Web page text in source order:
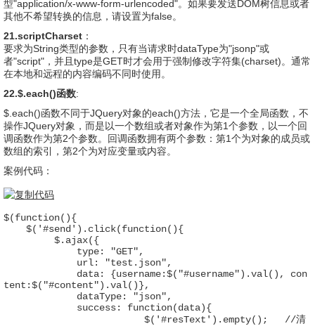
型"application/x-www-form-urlencoded"。如果要发送DOM树信息或者
其他不希望转换的信息，请设置为false。
21.scriptCharset ：
要求为String类型的参数，只有当请求时dataType为"jsonp"或
者"script"，并且type是GET时才会用于强制修改字符集(charset)。通常
在本地和远程的内容编码不同时使用。
22.$.each()函数:
$.each()函数不同于JQuery对象的each()方法，它是一个全局函数，不
操作JQuery对象，而是以一个数组或者对象作为第1个参数，以一个回
调函数作为第2个参数。回调函数拥有两个参数：第1个为对象的成员或
数组的索引，第2个为对应变量或内容。
案例代码：
$(function(){
$('#send').click(function(){
$.ajax({
type: "GET",
url: "test.json",
data: {username:$("#username").val(), con
tent:$("#content").val()},
dataType: "json",
success: function(data){
$('#resText').empty();   //清